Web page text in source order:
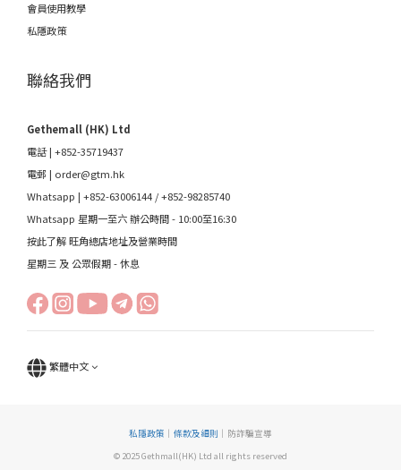
會員使用教學
私隱政策
聯絡我們
Gethemall (HK) Ltd
電話 | +852-35719437
電郵 | order@gtm.hk
Whatsapp | +852-63006144 /+852-98285740
Whatsapp 星期一至六 辦公時間 - 10:00至16:30
按此了解 旺角總店地址及營業時間
星期三 及 公眾假期 - 休息
繁體中文
私隱政策 ｜ 條款及細則 ｜防詐騙宣導
© 2025 Gethmall(HK) Ltd all rights reserved